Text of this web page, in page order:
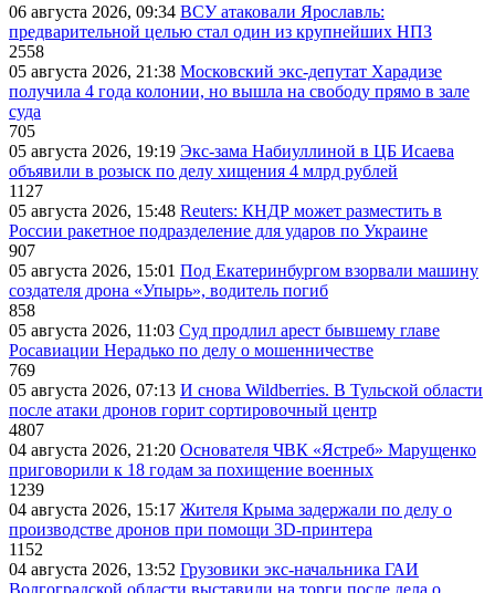
06 августа 2026, 09:34 ВСУ атаковали Ярославль:
предварительной целью стал один из крупнейших НПЗ
2558
05 августа 2026, 21:38 Московский экс-депутат Харадизе
получила 4 года колонии, но вышла на свободу прямо в зале
суда
705
05 августа 2026, 19:19 Экс-зама Набиуллиной в ЦБ Исаева
объявили в розыск по делу хищения 4 млрд рублей
1127
05 августа 2026, 15:48 Reuters: КНДР может разместить в
России ракетное подразделение для ударов по Украине
907
05 августа 2026, 15:01 Под Екатеринбургом взорвали машину
создателя дрона «Упырь», водитель погиб
858
05 августа 2026, 11:03 Суд продлил арест бывшему главе
Росавиации Нерадько по делу о мошенничестве
769
05 августа 2026, 07:13 И снова Wildberries. В Тульской области
после атаки дронов горит сортировочный центр
4807
04 августа 2026, 21:20 Основателя ЧВК «Ястреб» Марущенко
приговорили к 18 годам за похищение военных
1239
04 августа 2026, 15:17 Жителя Крыма задержали по делу о
производстве дронов при помощи 3D‑принтера
1152
04 августа 2026, 13:52 Грузовики экс-начальника ГАИ
Волгоградской области выставили на торги после дела о